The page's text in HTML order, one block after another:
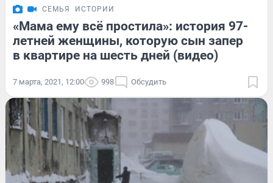
СЕМЬЯ ИСТОРИИ
«Мама ему всё простила»: история 97-
летней женщины, которую сын запер
в квартире на шесть дней (видео)
7 марта, 2021, 12:00 998 Обсудить